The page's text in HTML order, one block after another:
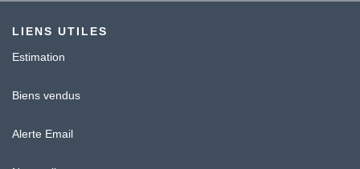
LIENS UTILES
Estimation
Biens vendus
Alerte Email